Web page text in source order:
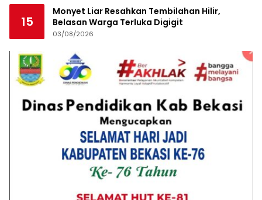
15
Monyet Liar Resahkan Tembilahan Hilir,
Belasan Warga Terluka Digigit
03/08/2026